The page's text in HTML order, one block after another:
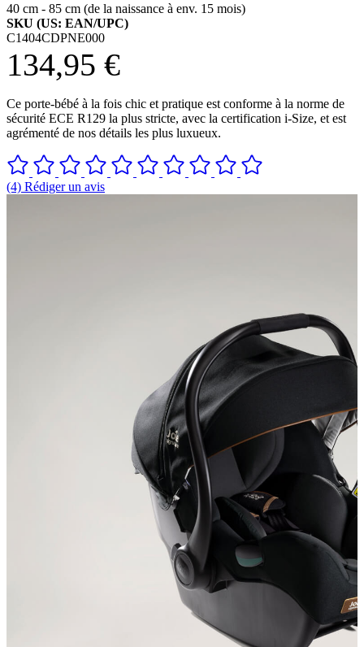
40 cm - 85 cm (de la naissance à env. 15 mois)
SKU (US: EAN/UPC)
C1404CDPNE000
134,95 €
Ce porte-bébé à la fois chic et pratique est conforme à la norme de
sécurité ECE R129 la plus stricte, avec la certification i-Size, et est
agrémenté de nos détails les plus luxueux.
(4) Rédiger un avis